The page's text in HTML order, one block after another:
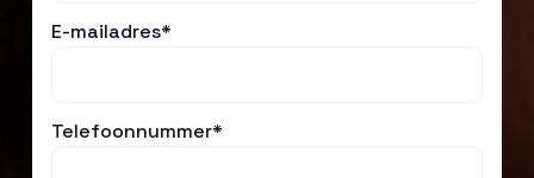
E-mailadres*
Telefoonnummer*